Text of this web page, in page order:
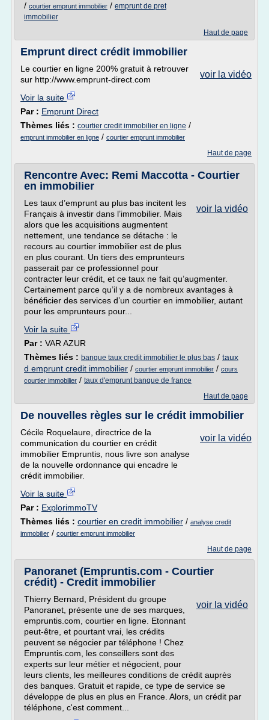
/ courtier emprunt immobilier / emprunt de pret
immobilier
Haut de page
Emprunt direct crédit immobilier
voir la vidéo
Le courtier en ligne 200% gratuit à retrouver
sur http://www.emprunt-direct.com
Voir la suite
Par : Emprunt Direct
Thèmes liés : courtier credit immobilier en ligne /
emprunt immobilier en ligne / courtier emprunt immobilier
Haut de page
Rencontre Avec: Remi Maccotta - Courtier
en immobilier
voir la vidéo
Les taux d’emprunt au plus bas incitent les
Français à investir dans l’immobilier. Mais
alors que les acquisitions augmentent
nettement, une tendance se détache : le
recours au courtier immobilier est de plus
en plus courant. Un tiers des emprunteurs
passerait par ce professionnel pour
contracter leur crédit, et ce taux ne fait qu’augmenter.
Certainement parce qu’il y a de nombreux avantages à
bénéficier des services d’un courtier en immobilier, autant
pour les emprunteurs pour...
Voir la suite
Par : VAR AZUR
Thèmes liés : banque taux credit immobilier le plus bas / taux
d emprunt credit immobilier / courtier emprunt immobilier / cours
courtier immobilier / taux d'emprunt banque de france
Haut de page
De nouvelles règles sur le crédit immobilier
voir la vidéo
Cécile Roquelaure, directrice de la
communication du courtier en crédit
immobilier Empruntis, nous livre son analyse
de la nouvelle ordonnance qui encadre le
crédit immobilier.
Voir la suite
Par : ExplorimmoTV
Thèmes liés : courtier en credit immobilier / analyse credit
immobilier / courtier emprunt immobilier
Haut de page
Panoranet (Empruntis.com - Courtier
crédit) - Credit immobilier
voir la vidéo
Thierry Bernard, Président du groupe
Panoranet, présente une de ses marques,
empruntis.com, courtier en ligne. Etonnant
peut-être, et pourtant vrai, les crédits
peuvent se négocier par téléphone ! Chez
Empruntis.com, les conseillers sont des
experts sur leur métier et négocient, pour
leurs clients, les meilleures conditions de crédit auprès
des banques. Gratuit et rapide, ce type de service se
développe de plus en plus en France. Alors, un crédit par
téléphone, c'est comment...